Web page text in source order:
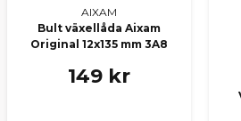
AIXAM
Bult växellåda Aixam
Original 12x135 mm 3A8
149 kr